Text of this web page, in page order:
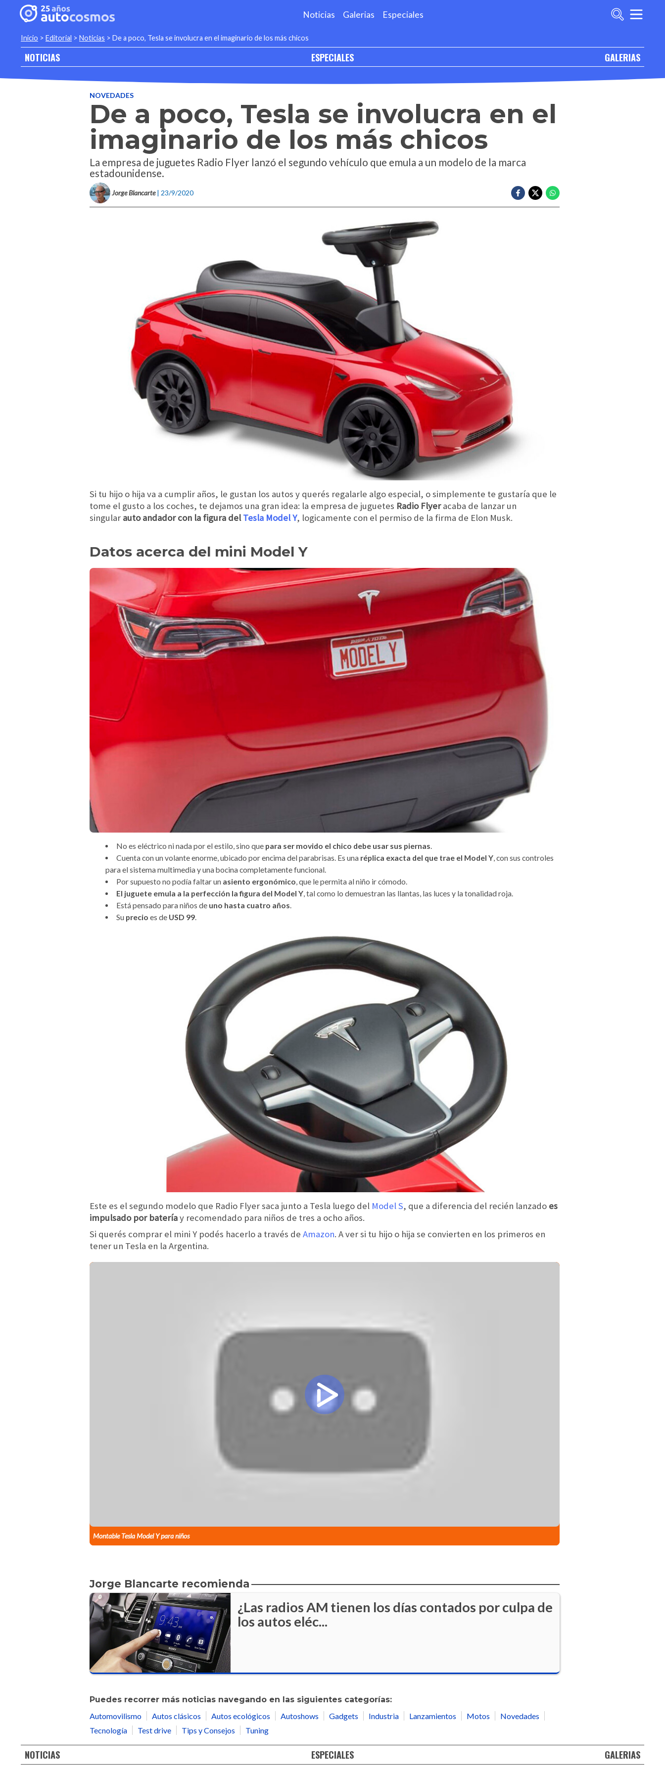
Noticias Galerias Especiales
Inicio > Editorial > Noticias > De a poco, Tesla se involucra en el imaginario de los más chicos
NOTICIAS ESPECIALES GALERIAS
NOVEDADES
De a poco, Tesla se involucra en el
imaginario de los más chicos
La empresa de juguetes Radio Flyer lanzó el segundo vehículo que emula a un modelo de la marca
estadounidense.
Jorge Blancarte | 23/9/2020
Si tu hijo o hija va a cumplir años, le gustan los autos y querés regalarle algo especial, o simplemente te gustaría que le
tome el gusto a los coches, te dejamos una gran idea: la empresa de juguetes Radio Flyeracaba de lanzar un
singular auto andador con la figura delTesla Model Y, logicamente con el permiso de la firma de Elon Musk.
Datos acerca del mini Model Y
No es eléctrico ni nada por el estilo, sino que para ser movido el chico debe usar sus piernas.
Cuenta con un volante enorme, ubicado por encima del parabrisas. Es una réplica exacta del que trae el Model Y, con sus controles
para el sistema multimedia y una bocina completamente funcional.
Por supuesto no podía faltar un asiento ergonómico, que le permita al niño ir cómodo.
El juguete emula a la perfección la figura del Model Y, tal como lo demuestran las llantas, las luces y la tonalidad roja.
Está pensado para niños de uno hasta cuatro años.
Su precio es de USD 99.
Este es el segundo modelo que Radio Flyer saca junto a Tesla luego del Model S, que a diferencia del recién lanzado es
impulsado por bateríay recomendado para niños de tres a ocho años.
Si querés comprar el mini Y podés hacerlo a través de Amazon. A ver si tu hijo o hija se convierten en los primeros en
tener un Tesla en la Argentina.
Montable Tesla Model Y para niños
Jorge Blancarte recomienda
¿Las radios AM tienen los días contados por culpa de
los autos eléc...
Puedes recorrer más noticias navegando en las siguientes categorías:
Automovilismo
Autos clásicos Autos ecológicos Autoshows Gadgets Industria Lanzamientos Motos
Novedades
Tecnología
Test drive Tips y Consejos Tuning
NOTICIAS ESPECIALES GALERIAS